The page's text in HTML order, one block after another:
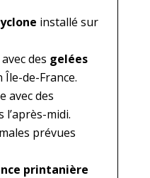
installé sur
avec des gelées
de-France.
avec des
midi.
prévues
printanière